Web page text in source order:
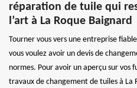
réparation de tuile qui
l’art à La Roque Baignard
Tourner vous vers une entreprise
vous voulez avoir un devis de
normes. Pour avoir un aperçu sur vos
travaux de changement de tuiles à La